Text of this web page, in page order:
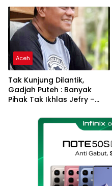
Aceh
Tak Kunjung Dilantik,
Gadjah Puteh : Banyak
Pihak Tak Ikhlas Jefry –